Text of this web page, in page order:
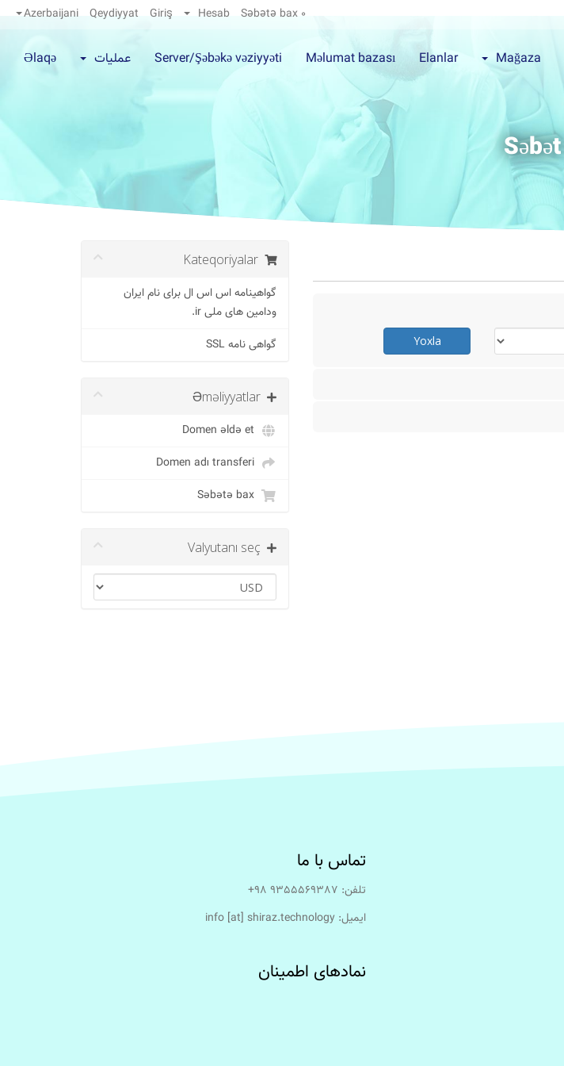
Səbətə bax 0
Hesab
Giriş
Qeydiyyat
Azerbaijani
Mağaza
Elanlar
Məlumat bazası
Server/Şəbəkə vəziyyəti عملیات Əlaqə
Səbət
Kateqoriyalar
گواهینامه اس اس ال برای نام ایران
ودامین های ملی ir.
گواهی نامه SSL
Əməliyyatlar
Domen adı transferi
Səbətə bax
Yoxla
تماس با ما
تلفن: 9355569387 98+
ایمیل:‌ info [at] shiraz.technology
نمادهای اطمینان